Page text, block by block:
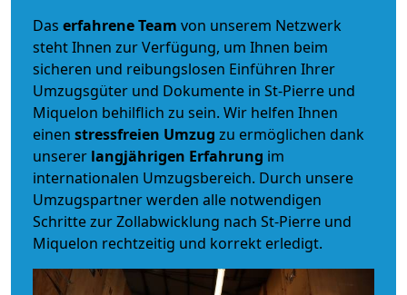
Das erfahrene Team von unserem Netzwerk
steht Ihnen zur Verfügung, um Ihnen beim
sicheren und reibungslosen Einführen Ihrer
Umzugsgüter und Dokumente in St-Pierre und
Miquelon behilflich zu sein. Wir helfen Ihnen
einen stressfreien Umzug zu ermöglichen dank
unserer langjährigen Erfahrung im
internationalen Umzugsbereich. Durch unsere
Umzugspartner werden alle notwendigen
Schritte zur Zollabwicklung nach St-Pierre und
Miquelon rechtzeitig und korrekt erledigt.